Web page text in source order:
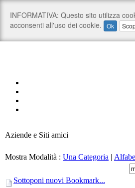
Aziende e Siti amici
Mostra Modalità : Una Categoria |
Sottoponi nuovi Bookmark...